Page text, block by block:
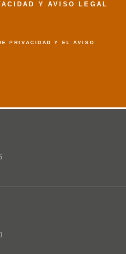
Y AVISO LEGAL
PRIVACIDAD Y ELAVISO